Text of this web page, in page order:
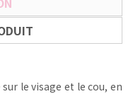
le visage et le cou, en